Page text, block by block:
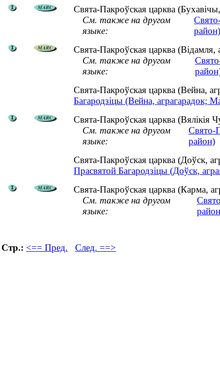
Свята-Пакроўская царква
См. также на другом
языке:
район)
Свята-Пакроўская царква (Відамля,
См. также на другом
языке:
Свята-Пакроўская царква (Вейна,
Багародзіцы (Вейна, аграгарадок;
Свята-Пакроўская царква (Вялікія
См. также на другом
языке:
Свято-
район)
Свята-Пакроўская царква (Доўск,
Прасвятой Багародзіцы (Доўск,
Свята-Пакроўская царква (Карма,
См. также на другом
языке:
Стр.: <== Пред. След. ==>